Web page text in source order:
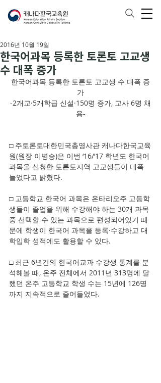
한국어과목 등록한 토론토 고교생
수 대폭 증가
2016년 10월 19일
한국어과목 등록한 토론토 고교생 수 대폭 증
가
-2개교·5개학급 신설·150명 증가, 교사 6명 채
용-
□ 주토론토대한민국총영사관 캐나다한국교육
원(원장 이병승)은 이번 ‘16/’17 학년도 한국어
과목을 신청한 토론토지역 고교생들이 대폭
늘었다고 밝혔다.
□ 고등학교 한국어 과목은 온타리오주 고등학
생들이 졸업을 위해 수강해야 하는 30개 과목
중 선택할 수 있는 과목으로 편성되어있기 때
문에 학생이 한국어 과목을 등록·수강하고 대
학입학 성적에도 활용할 수 있다.
□ 최근 6년간의 한국어교과 수강생 통계를 분
석해볼 때, 온주 전체에서 2011년 313명에 달
했던 온주 고등학교 학생 수는 15년에 126명
까지 지속적으로 줄어들었다.